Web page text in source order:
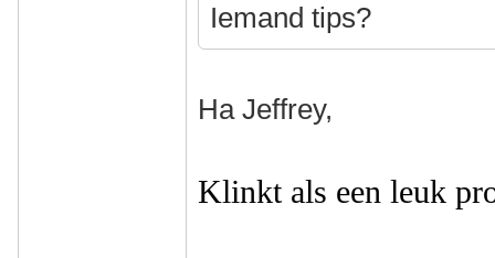
Iemand tips?
Ha Jeffrey,
Klinkt als een leuk